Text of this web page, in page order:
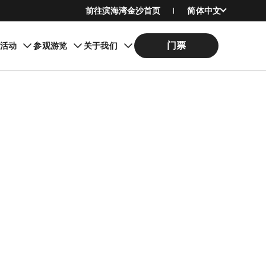
前往滨海湾金沙首页 简体中文
English
繁體中文
日本語
动 参观游览 关于我们 门票